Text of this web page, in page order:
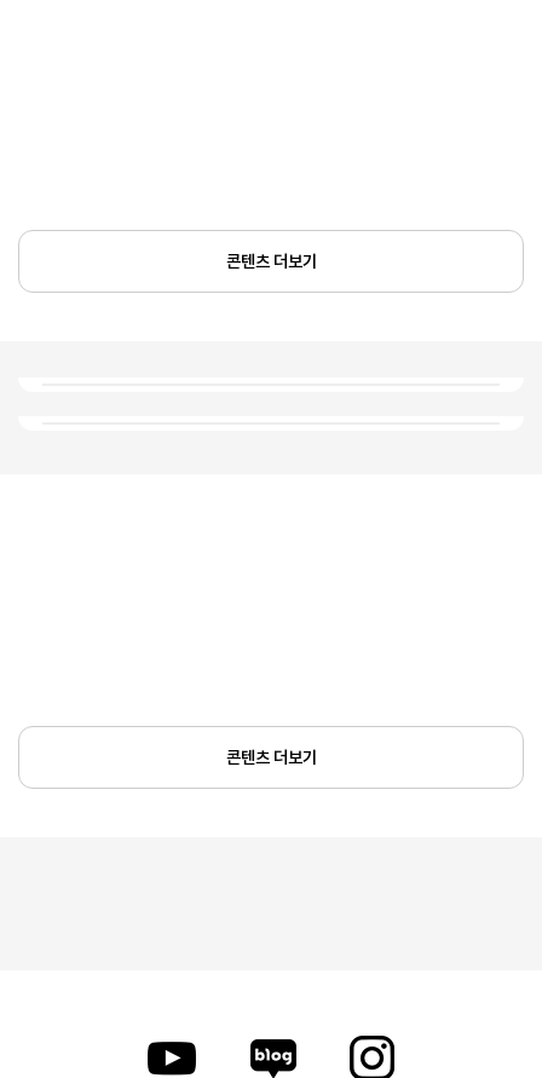
콘텐츠 더보기
콘텐츠 더보기